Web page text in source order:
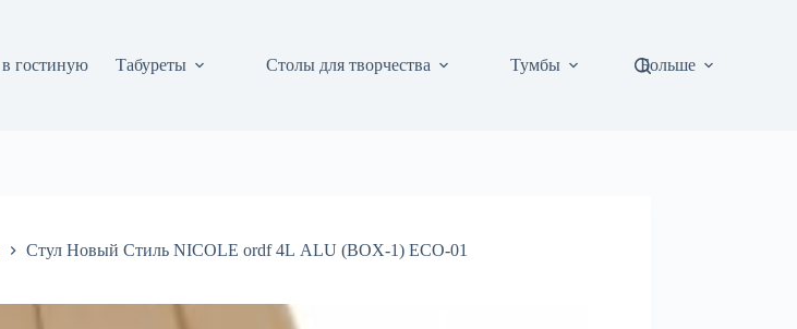
гостиную Табуреты Столы для творчества Тумбы Больше
Стул Новый Стиль NICOLE ordf 4L ALU (BOX-1) ECO-01